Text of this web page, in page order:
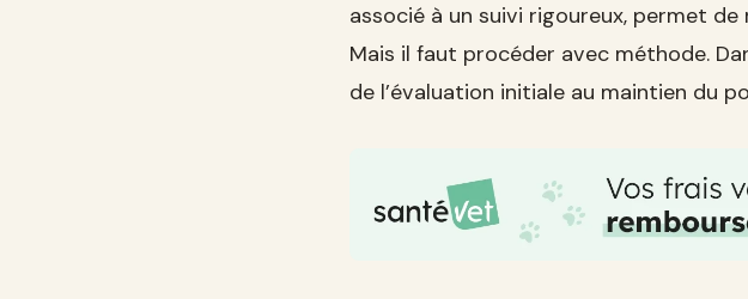
associé à un suivi rigoureux, permet
Mais il faut procéder avec méthode.
de l’évaluation initiale au maintien du